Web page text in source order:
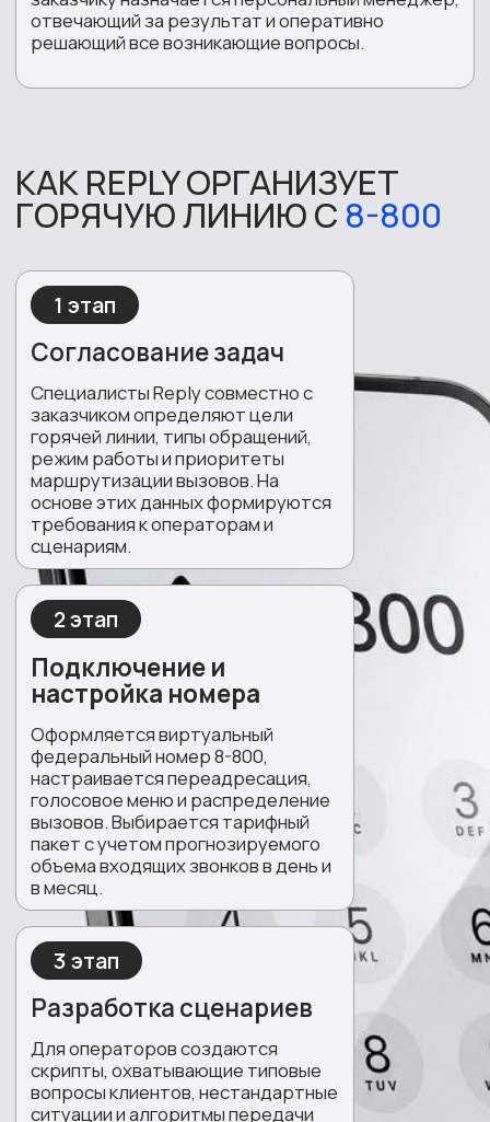
Команда операторов проходит
обучение по продукту и услугам
заказчика, после чего горячая
Reply обеспечивает техническую
поддержку, запись разговоров и
постоянный контроль качества
обслуживания.
Обучение и запуск
4 этап
Для операторов создаются
заказчика CRM или АТС
настраивается интеграция —
операторы работают в едином
информационном контуре.
Разработка сценариев
3 этап
+7
Я согласен (а) сполитикой
конфиденциальности
обработки
персональных данныхи даю свое
согласие на обработку персональных
данных
Получить консультацию эксперта
Оставьте заявку, и наш эксперт свяжется с
вами в течение 15 минут
ОБЕСПЕЧЬТЕ СВОИМ
КЛИЕНТАМ ПРЕВОСХОДНЫЙ
УРОВЕНЬ ОБСЛУЖИВАНИЯ
При подключении до конца этого
месяца — разработка скриптов
разговора под ваш проект в подарок